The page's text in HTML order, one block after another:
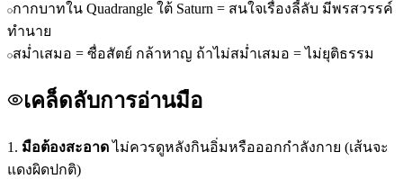
กากบาทใน Quadrangle ใต้ Saturn = สนใจเรื่องลี้ลับ มีพรสวรรค์
ทำนาย
สม่ำเสมอ = ซื่อสัตย์ กล้าหาญ ถ้าไม่สม่ำเสมอ = ไม่ยุติธรรม
เคล็ดลับการอ่านมือ
1. มือต้องสะอาดไม่ควรดูหลังกินอิ่มหรือออกกำลังกาย (เส้นจะ
แดงผิดปกติ)